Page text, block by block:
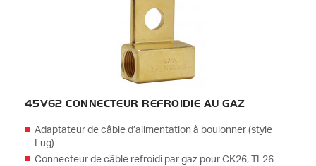
45V62 CONNECTEUR REFROIDIE AU GAZ
Adaptateur de câble d’alimentation à boulonner (style
Lug)
Connecteur de câble refroidi par gaz pour CK26, TL26